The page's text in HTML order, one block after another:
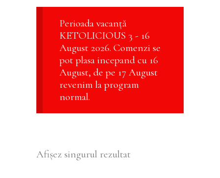
Perioada vacanță
KETOLICIOUS 3 - 16
August 2026. Comenzi se
pot plasa incepand cu 16
August, de pe 17 August
revenim la program
normal.
Afișez singurul rezultat